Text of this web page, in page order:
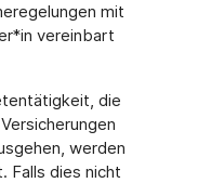
mit
vereinbart
die
werden
Falls dies nicht